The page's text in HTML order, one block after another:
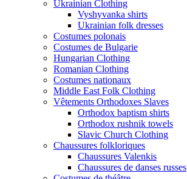
Ukrainian Clothing
Vyshyvanka shirts
Ukrainian folk dresses
Costumes polonais
Costumes de Bulgarie
Hungarian Clothing
Romanian Clothing
Costumes nationaux
Middle East Folk Clothing
Vêtements Orthodoxes Slaves
Orthodox baptism shirts
Orthodox rushnik towels
Slavic Church Clothing
Chaussures folkloriques
Chaussures Valenkis
Chaussures de danses russes